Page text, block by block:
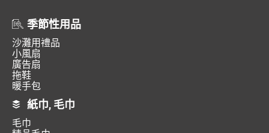
季節性用品
沙灘用禮品
小風扇
廣告扇
拖鞋
暖手包
紙巾, 毛巾
毛巾